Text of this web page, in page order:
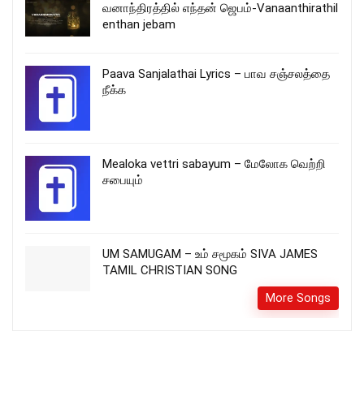
வனாந்திரத்தில் எந்தன் ஜெபம்-Vanaanthirathil
enthan jebam
Paava Sanjalathai Lyrics – பாவ சஞ்சலத்தை
நீக்க
Mealoka vettri sabayum – மேலோக வெற்றி
சபையும்
UM SAMUGAM – உம் சமூகம் SIVA JAMES
TAMIL CHRISTIAN SONG
More Songs